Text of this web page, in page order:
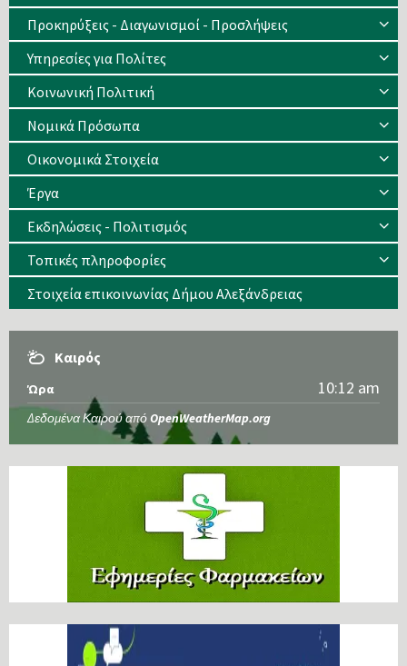
Προκηρύξεις - Διαγωνισμοί - Προσλήψεις
Υπηρεσίες για Πολίτες
Κοινωνική Πολιτική
Νομικά Πρόσωπα
Οικονομικά Στοιχεία
Έργα
Εκδηλώσεις - Πολιτισμός
Τοπικές πληροφορίες
Στοιχεία επικοινωνίας Δήμου Αλεξάνδρειας
Καιρός
Ώρα 10:12 am
Δεδομένα Καιρού από OpenWeatherMap.org